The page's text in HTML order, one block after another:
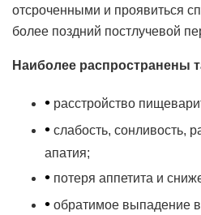
отсроченными и проявиться
более поздний постлучевой
Наиболее распространены
• расстройство
• слабость, сонливость,
апатия;
• потеря аппетита и
• обратимое выпадение